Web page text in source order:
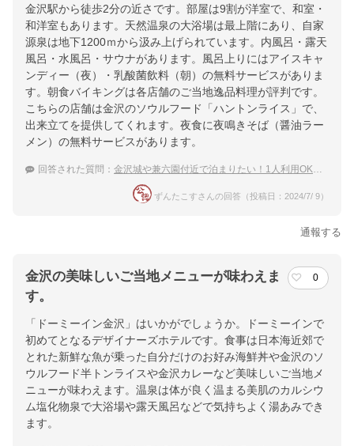
金沢駅から徒歩2分の近さです。部屋は9割が洋室で、和室・
和洋室もあります。天然温泉の大浴場は最上階にあり、自家
源泉は地下1200ｍから汲み上げられています。内風呂・露天
風呂・水風呂・サウナがあります。風呂上りにはアイスキャ
ンディー（夜）・乳酸菌飲料（朝）の無料サービスがありま
す。朝食バイキングは各店舗のご当地逸品料理が評判です。
こちらの店舗は金沢のソウルフード「ハントンライス」で、
出来立てを提供してくれます。夜食に夜鳴きそば（醤油ラー
メン）の無料サービスがあります。
回答された質問： 金沢城や兼六園付近で泊まりたい！1人利用OKの和モダンな温泉宿は？
ずんたこすさんの回答（投稿日：2024/7/ 9）
通報する
金沢の美味しいご当地メニューが味わえま
す。
0
「ドーミーイン金沢」はいかがでしょうか。ドーミーインで
初めてとなるデザイナーズホテルです。食事は日本海近郊で
とれた新鮮な魚が乗った自分だけのお好み海鮮丼や金沢のソ
ウルフード半トンライスや金沢カレーなど美味しいご当地メ
ニューが味わえます。温泉は体が良く温まる美肌のカルシウ
ム塩化物泉で大浴場や露天風呂などで気持ちよく湯あみでき
ます。